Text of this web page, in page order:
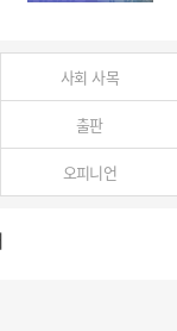
사회 사목
출판
오피니언